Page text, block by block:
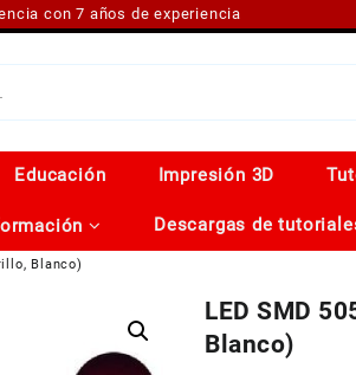
con 7 años de experiencia
Educación Impresión 3D
Descargas de
Blanco)
LED SMD
Blanco)